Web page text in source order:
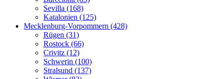
Sevilla (168)
Katalonien (125)
Mecklenburg-Vorpommern (428)
Rügen (31)
Rostock (66)
Crivitz (12)
Schwerin (100)
Stralsund (137)